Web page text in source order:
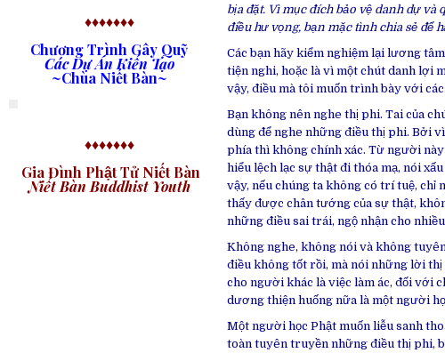
bịa đặt. Vì mục đích bảo vệ danh dự
điều hư vọng, bạn mặc tình chia sẻ để
Các bạn hãy kiểm nghiệm lại lương
tiện nghi, hoặc là vì một chút danh lợi
vậy, điều mà tôi muốn trình bày với
Bạn không nên nghe thị phi. Tai của
dùng để nghe những điều thị phi. Bởi
phía thì không chính xác. Từ người
hiểu lệch lạc sự thật đi thóa mạ, nói
vậy, nếu chúng ta không có trí tuệ, chỉ
thấy được chân tướng của sự thật,
những điều sai trái, ngộ nhận cho
Không nghe, không nói và không
điều không tốt rồi, mà nói những lời
cho người khác là việc làm ác, đối với
dương thiện huống nữa là một người
Một người học Phật muốn liễu sanh
toàn tuyên truyền những điều thị phi,
♦♦♦♦♦♦♦
Chương Trình Gây Quỹ
Các Dự Án Kiến Tạo
~Chùa Niết Bàn~
♦♦♦♦♦♦♦
Gia Đình Phật Tử Niết Bàn
Niết Bàn Buddhist Youth